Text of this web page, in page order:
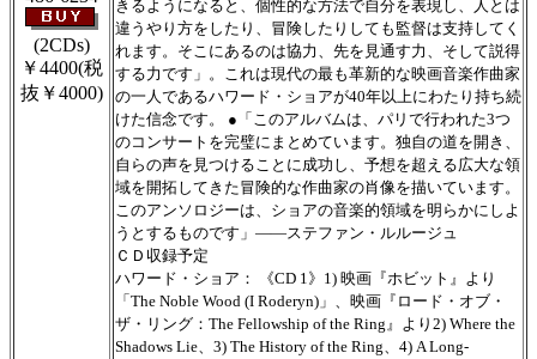
(2CDs)
￥4400(税
抜￥4000)
きるようになると、個性的な方法で自分を表現し、人とは
違うやり方をしたり、冒険したりしても監督は支持してく
れます。そこにあるのは協力、先を見通す力、そして説得
する力です」。これは現代の最も革新的な映画音楽作曲家
の一人であるハワード・ショアが40年以上にわたり持ち続
けた信念です。 ●「このアルバムは、パリで行われた3つ
のコンサートを完璧にまとめています。独自の道を開き、
自らの声を見つけることに成功し、予想を超える広大な領
域を開拓してきた冒険的な作曲家の肖像を描いています。
このアンソロジーは、ショアの音楽的領域を明らかにしよ
うとするものです」――ステファン・ルルージュ
ＣＤ収録予定
ハワード・ショア： 《CD 1》1) 映画『ホビット』より
「The Noble Wood (I Roderyn)」、映画『ロード・オブ・
ザ・リング：The Fellowship of the Ring』より2) Where the
Shadows Lie、3) The History of the Ring、4) A Long-